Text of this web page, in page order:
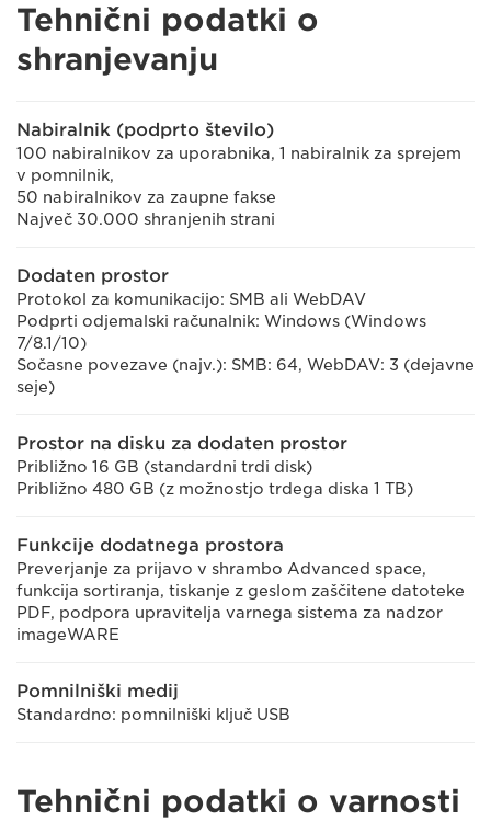
Tehnični podatki o
shranjevanju
Nabiralnik (podprto število)
100 nabiralnikov za uporabnika, 1 nabiralnik za sprejem
v pomnilnik,
50 nabiralnikov za zaupne fakse
Največ 30.000 shranjenih strani
Dodaten prostor
Protokol za komunikacijo: SMB ali WebDAV
Podprti odjemalski računalnik: Windows (Windows
7/8.1/10)
Sočasne povezave (najv.): SMB: 64, WebDAV: 3 (dejavne
seje)
Prostor na disku za dodaten prostor
Približno 16 GB (standardni trdi disk)
Približno 480 GB (z možnostjo trdega diska 1 TB)
Funkcije dodatnega prostora
Preverjanje za prijavo v shrambo Advanced space,
funkcija sortiranja, tiskanje z geslom zaščitene datoteke
PDF, podpora upravitelja varnega sistema za nadzor
imageWARE
Pomnilniški medij
Standardno: pomnilniški ključ USB
Tehnični podatki o varnosti